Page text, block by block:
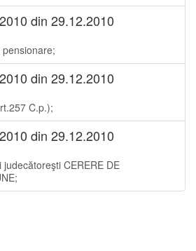
din 29.12.2010
din 29.12.2010
C.p.);
din 29.12.2010
CERERE DE